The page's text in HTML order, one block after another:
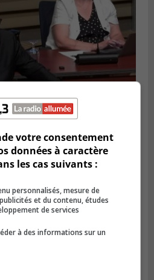
de reporter une
votre consentement
données à caractère
les cas suivants :
personnalisés, mesure de
et du contenu, études
de services
à des informations sur un